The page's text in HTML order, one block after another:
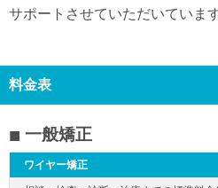
サポートさせていただいています
料金表
一般矯正
ワイヤー矯正